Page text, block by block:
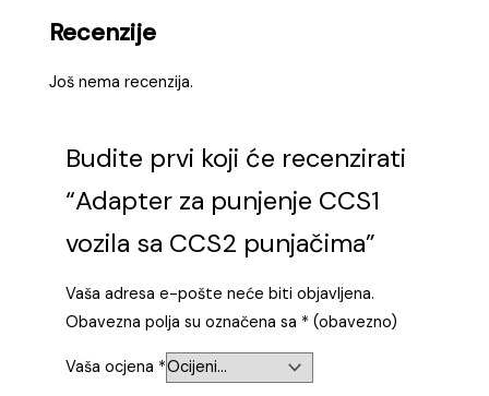
Recenzije
Još nema recenzija.
Budite prvi koji će recenzirati
“Adapter za punjenje CCS1
vozila sa CCS2 punjačima”
Vaša adresa e-pošte neće biti objavljena.
Obavezna polja su označena sa * (obavezno)
Vaša ocjena *